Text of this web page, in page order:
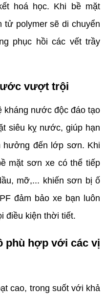
hoá học. Khi bề mặt
tử polymer sẽ di chuyển
phục hồi các vết trầy
vượt trội
kháng nước độc đáo tạo
siêu kỵ nước, giúp hạn
hưởng đến lớp sơn. Khi
mặt sơn xe có thể tiếp
mỡ,... khiến sơn bị ố
đảm bảo xe bạn luôn
điều kiện thời tiết.
phù hợp với các vị
cao, trong suốt với khả